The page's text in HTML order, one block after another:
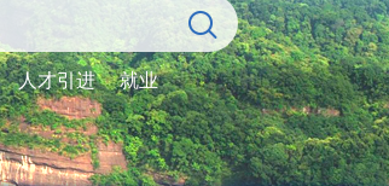
人才引进 就业